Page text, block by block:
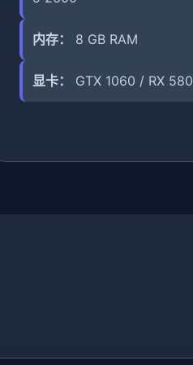
内存： 8 GB RAM
显卡： GTX 1060 / RX 580